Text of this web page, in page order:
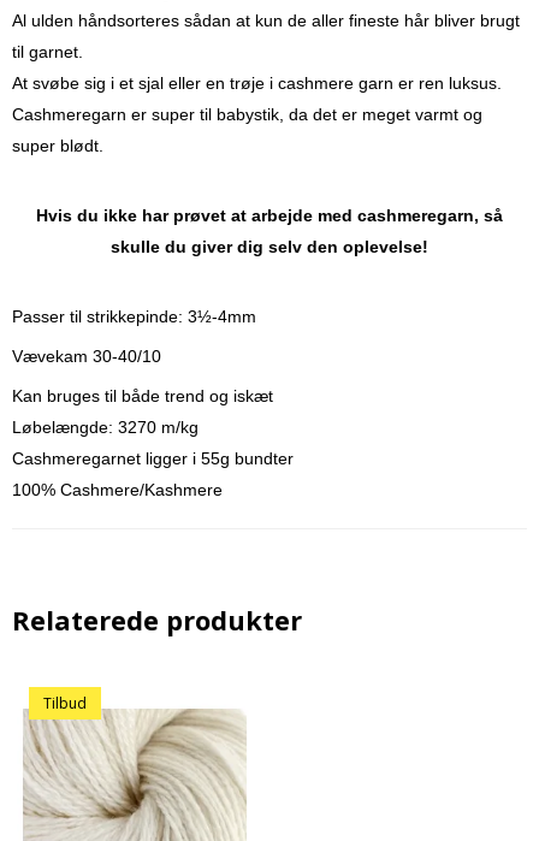
Al ulden håndsorteres sådan at kun de aller fineste hår bliver brugt
til garnet.
At svøbe sig i et sjal eller en trøje i cashmere garn er ren luksus.
Cashmeregarn er super til babystik, da det er meget varmt og
super blødt.
Hvis du ikke har prøvet at arbejde med cashmeregarn, så
skulle du giver dig selv den oplevelse!
Passer til strikkepinde: 3½-4mm
Vævekam 30-40/10
Kan bruges til både trend og iskæt
Løbelængde: 3270 m/kg
Cashmeregarnet ligger i 55g bundter
100% Cashmere/Kashmere
Relaterede produkter
Tilbud